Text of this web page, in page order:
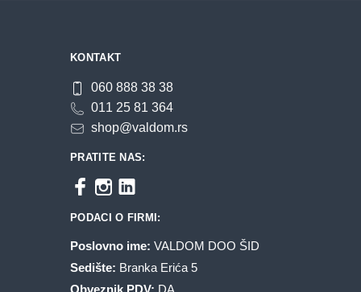
KONTAKT
060 888 38 38
011 25 81 364
shop@valdom.rs
PRATITE NAS:
PODACI O FIRMI:
Poslovno ime: VALDOM DOO ŠID
Sedište: Branka Erića 5